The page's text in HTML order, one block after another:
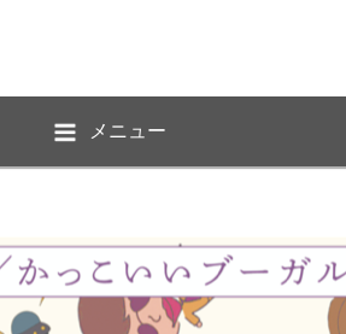
メニュー